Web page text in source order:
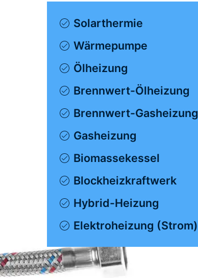
Solarthermie
Wärmepumpe
Ölheizung
Brennwert-Ölheizung
Brennwert-Gasheizung
Gasheizung
Biomassekessel
Blockheizkraftwerk
Hybrid-Heizung
Elektroheizung (Strom)